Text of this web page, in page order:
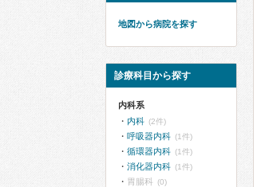
地図から病院を探す
診療科目から探す
内科系
内科 (2件)
呼吸器内科 (1件)
循環器内科 (1件)
消化器内科 (1件)
胃腸科 (0)